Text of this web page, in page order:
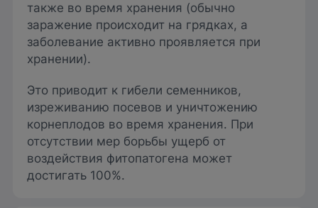
также во время хранения (обычно
заражение происходит на грядках, а
заболевание активно проявляется при
хранении).
Это приводит к гибели семенников,
изреживанию посевов и уничтожению
корнеплодов во время хранения. При
отсутствии мер борьбы ущерб от
воздействия фитопатогена может
достигать 100%.